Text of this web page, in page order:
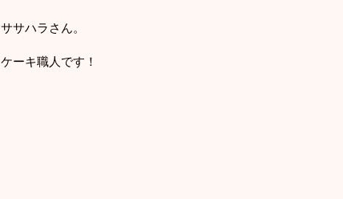
ササハラさん。
ケーキ職人です！